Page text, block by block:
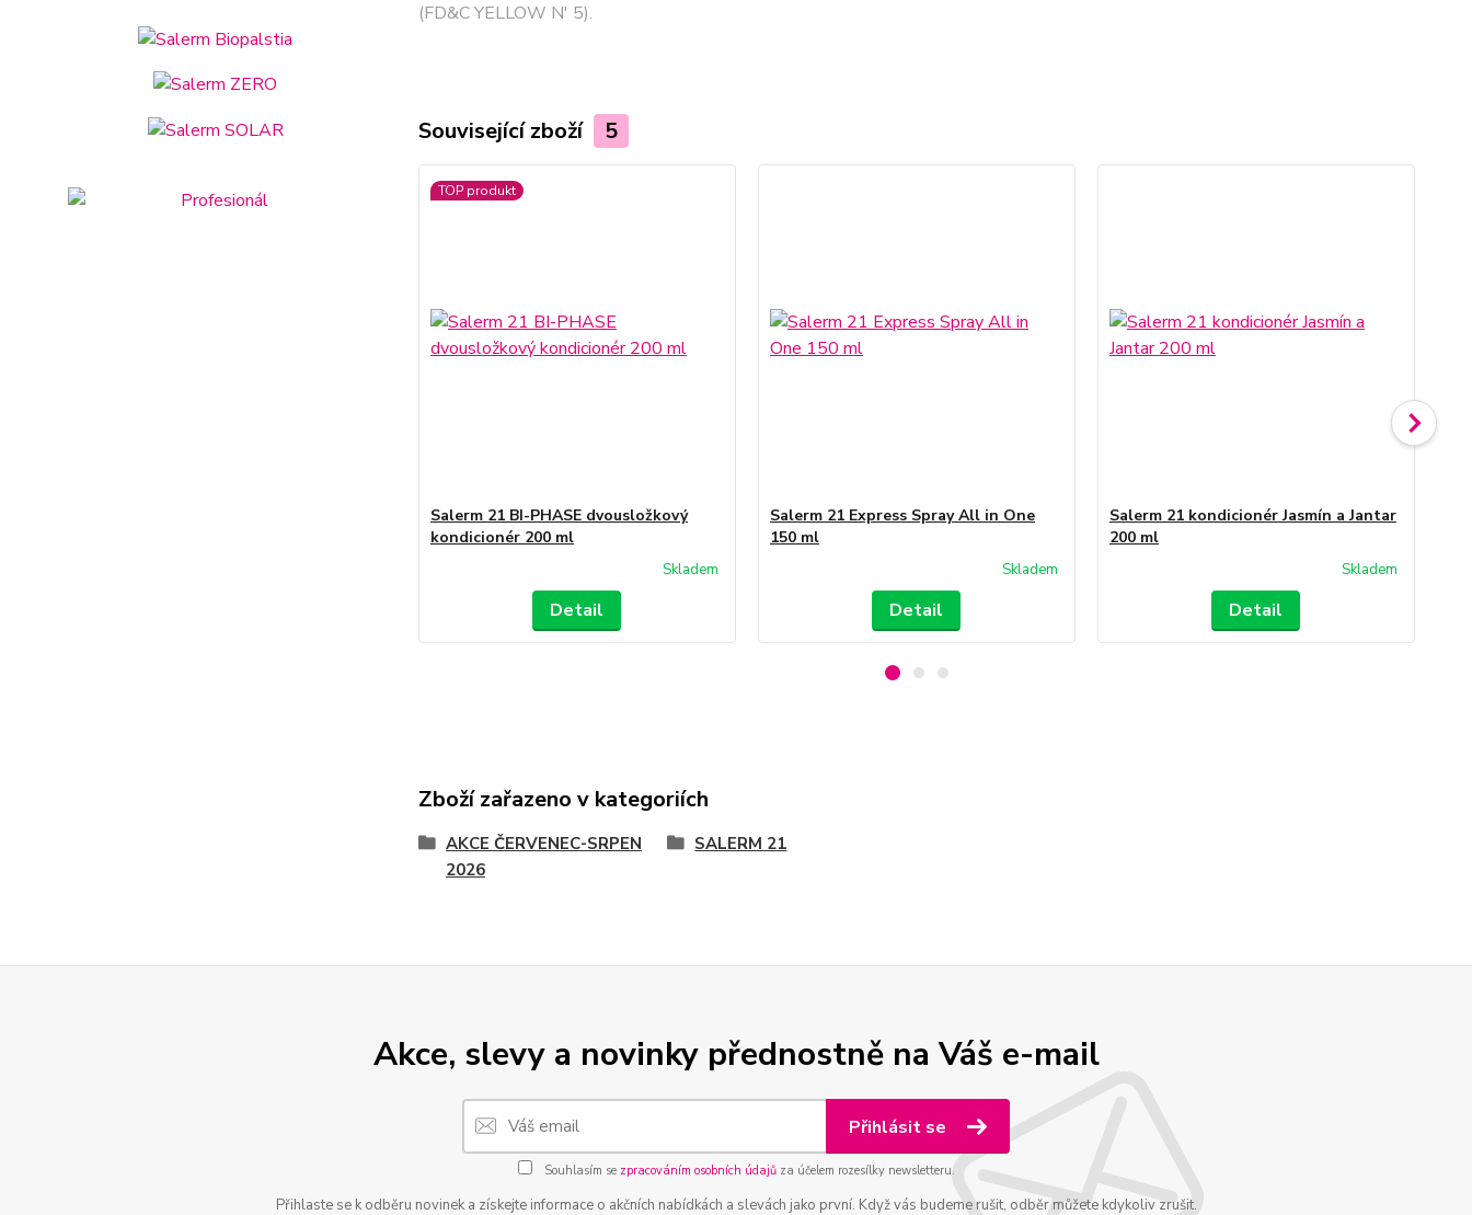
(FD&C YELLOW N' 5).
Související zboží 5
TOP produkt
Salerm 21 BI-PHASE dvousložkový
kondicionér 200 ml
Skladem
Detail
Salerm 21 Express Spray All in One
150 ml
Skladem
Detail
Salerm 21 kondicionér Jasmín a Jantar
200 ml
Skladem
Detail
Zboží zařazeno v kategoriích
AKCE ČERVENEC-SRPEN
2026
SALERM 21
Akce, slevy a novinky přednostně na Váš e-mail
Přihlásit se
Souhlasím se zpracováním osobních údajůza účelem rozesílky newsletteru.
Přihlaste se k odběru novinek a získejte informace o akčních nabídkách a slevách jako první. Když vás budeme rušit, odběr můžete kdykoliv zrušit.